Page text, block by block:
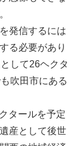
発信するには
る必要があり
して26ヘクタ
吹田市にある
タールを予定
産として後世